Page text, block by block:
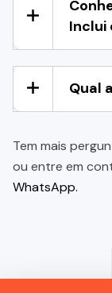
Inclui
Qual
Tem mais
ou entre em
WhatsApp.